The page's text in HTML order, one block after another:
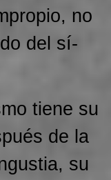
no
del sí-
tiene su
de la
, su